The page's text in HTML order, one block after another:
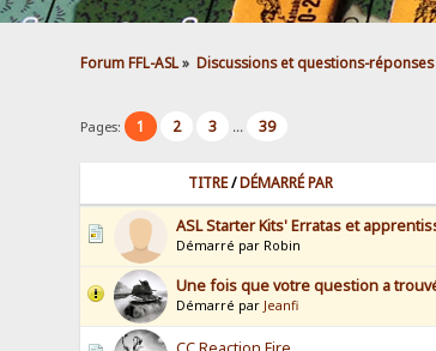
Forum FFL-ASL» Discussions et questions-réponses
Pages: 1 2 3 ... 39
TITRE/DÉMARRÉ PAR
ASL Starter Kits' Erratas et
Démarré par Robin
Une fois que votre question a
Démarré par Jeanfi